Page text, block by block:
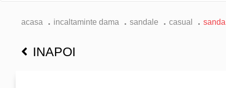
acasa incaltaminte dama sandale casual
INAPOI